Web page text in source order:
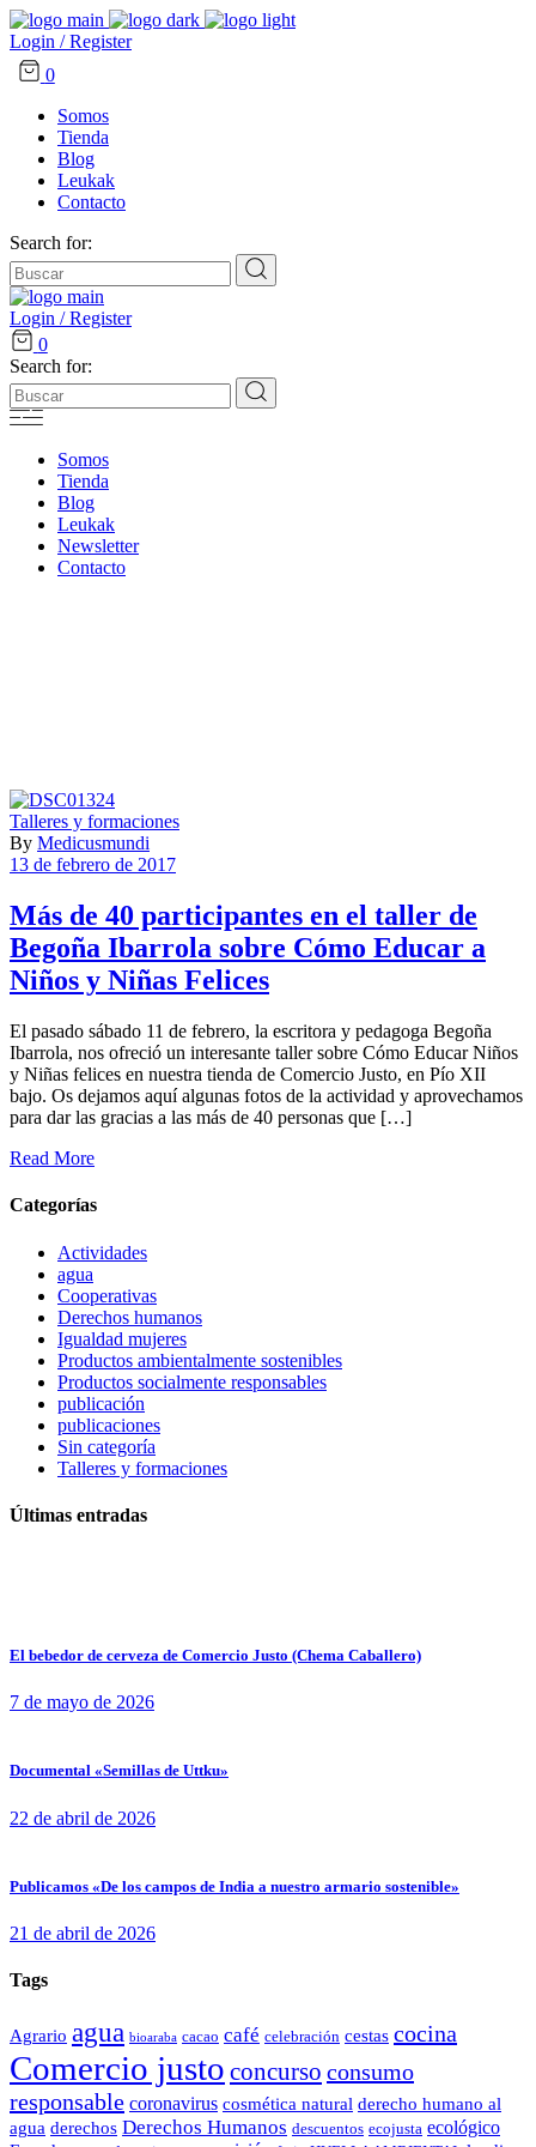
Login / Register
0
Somos
Tienda
Blog
Leukak
Contacto
Search for:
Login / Register
0
Search for:
Somos
Tienda
Blog
Leukak
Newsletter
Contacto
Talleres y formaciones
By Medicusmundi
13 de febrero de 2017
Más de 40 participantes en el taller de
Begoña Ibarrola sobre Cómo Educar a
Niños y Niñas Felices
El pasado sábado 11 de febrero, la escritora y pedagoga Begoña
Ibarrola, nos ofreció un interesante taller sobre Cómo Educar Niños
y Niñas felices en nuestra tienda de Comercio Justo, en Pío XII
bajo. Os dejamos aquí algunas fotos de la actividad y aprovechamos
para dar las gracias a las más de 40 personas que […]
Read More
Categorías
Actividades
agua
Cooperativas
Derechos humanos
Igualdad mujeres
Productos ambientalmente sostenibles
Productos socialmente responsables
publicación
publicaciones
Sin categoría
Talleres y formaciones
Últimas entradas
El bebedor de cerveza de Comercio Justo (Chema Caballero)
7 de mayo de 2026
Documental «Semillas de Uttku»
22 de abril de 2026
Publicamos «De los campos de India a nuestro armario sostenible»
21 de abril de 2026
Tags
Agrario agua bioaraba cacao café celebración cestas cocina
Comercio justo concurso consumo
responsable coronavirus cosmética natural derecho humano al
agua derechos Derechos Humanos descuentos ecojusta ecológico